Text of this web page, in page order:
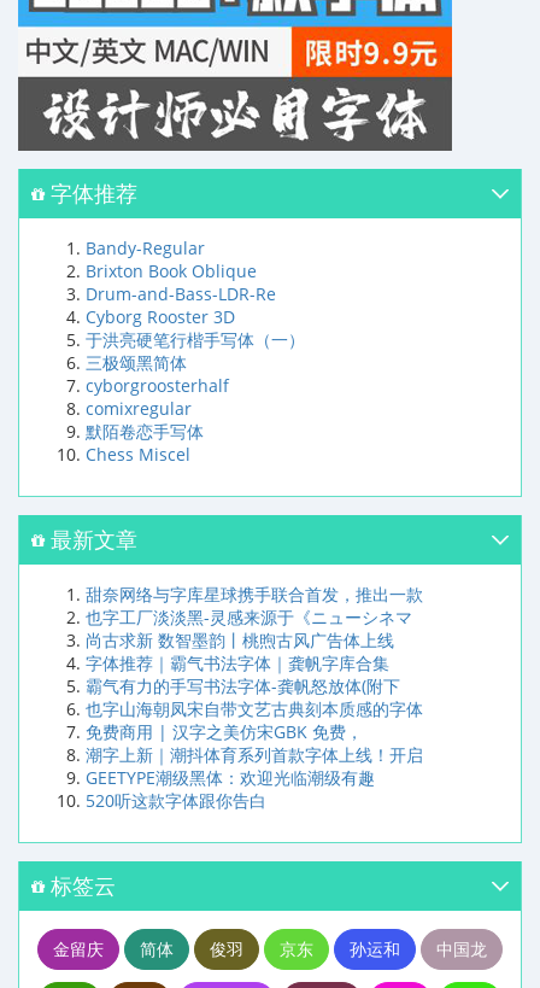
字体推荐
Bandy-Regular
Brixton Book Oblique
Drum-and-Bass-LDR-Re
Cyborg Rooster 3D
于洪亮硬笔行楷手写体（一）
三极颂黑简体
cyborgroosterhalf
comixregular
默陌卷恋手写体
Chess Miscel
最新文章
甜奈网络与字库星球携手联合首发，推出一款
也字工厂淡淡黑-灵感来源于《ニューシネマ
尚古求新 数智墨韵丨桃煦古风广告体上线
字体推荐｜霸气书法字体｜龚帆字库合集
霸气有力的手写书法字体-龚帆怒放体(附下
也字山海朝凤宋自带文艺古典刻本质感的字体
免费商用 | 汉字之美仿宋GBK 免费，
潮字上新｜潮抖体育系列首款字体上线！开启
GEETYPE潮级黑体：欢迎光临潮级有趣
520听这款字体跟你告白
标签云
金留庆 简体 俊羽 京东 孙运和 中国龙